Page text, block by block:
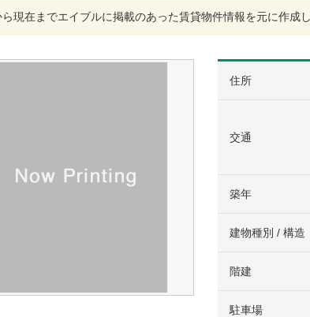
現在までエイブルに掲載のあった賃貸物件情報を元に作成
住所
交通
築年
建物種別 / 構造
階建
駐車場